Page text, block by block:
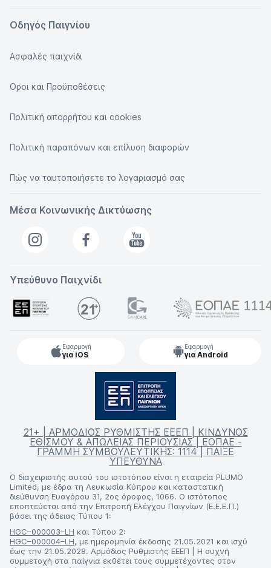
Οδηγός Παιγνίου
Ασφαλές παιχνίδι
Οροι και Προϋποθέσεις
Πολιτική απορρήτου και cookies
Πολιτική παραπόνων και επίλυση διαφορών
Πώς να ταυτοποιήσετε το λογαριασμό σας
Μέσα Κοινωνικής Δικτύωσης
Υπεύθυνο Παιχνίδι
Εφαρμογή
για iOS
Εφαρμογή
για Android
21+ | ΑΡΜΟΔΙΟΣ ΡΥΘΜΙΣΤΗΣ ΕΕΕΠ | ΚΙΝΔΥΝΟΣ
ΕΘΙΣΜΟΥ & ΑΠΩΛΕΙΑΣ ΠΕΡΙΟΥΣΙΑΣ | ΕΟΠΑΕ -
ΓΡΑΜΜΗ ΣΥΜΒΟΥΛΕΥΤΙΚΗΣ: 1114 | ΠΑΙΞΕ
ΥΠΕΥΘΥΝΑ
Ο διαχειριστής αυτού του ιστοτόπου είναι η εταιρεία PLUMO
Limited, με έδρα τη Λευκωσία Κύπρου και καταστατική
διεύθυνση Ευαγόρου 31, 2ος όροφος, 1066. Ο ιστότοπος
εποπτεύεται από την Επιτροπή Ελέγχου Παιγνίων (Ε.Ε.Ε.Π.)
βάσει της άδειας Τύπου 1:
HGC–000003–LH και Τύπου 2:
HGC–000004–LH, με ημερομηνία έκδοσης 21.05.2021 και ισχύ
έως την 21.05.2028. Αρμόδιος Ρυθμιστής ΕΕΕΠ | Η συχνή
συμμετοχή στα παίγνια εκθέτει τους συμμετέχοντες στον